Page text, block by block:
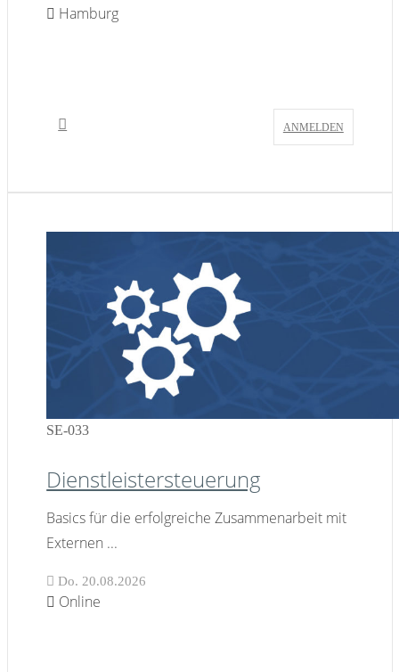
Hamburg
ANMELDEN
SE-033
Dienstleistersteuerung
Basics für die erfolgreiche Zusammenarbeit mit
Externen ...
Do. 20.08.2026
Online